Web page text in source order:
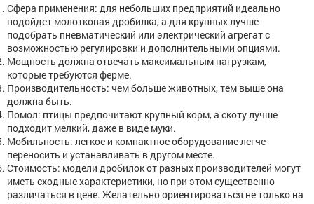
Сфера применения: для небольших предприятий идеально
подойдет молотковая дробилка, а для крупных лучше
подобрать пневматический или электрический агрегат с
возможностью регулировки и дополнительными опциями.
Мощность должна отвечать максимальным нагрузкам,
которые требуются ферме.
Производительность: чем больше животных, тем выше она
должна быть.
Помол: птицы предпочитают крупный корм, а скоту лучше
подходит мелкий, даже в виде муки.
Мобильность: легкое и компактное оборудование легче
переносить и устанавливать в другом месте.
Стоимость: модели дробилок от разных производителей могут
иметь сходные характеристики, но при этом существенно
различаться в цене. Желательно ориентироваться не только на